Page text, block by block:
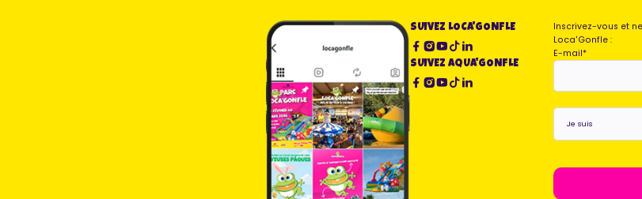
SUIVEZ LOCA'GONFLE
SUIVEZ AQUA'GONFLE
Inscrivez-vous et
Loca'Gonfle :
E-mail*
Je
suis*